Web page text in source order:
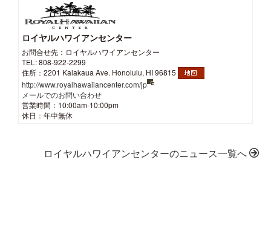
ロイヤルハワイアンセンター
お問合せ先：ロイヤルハワイアンセンター
TEL: 808-922-2299
住所：2201 Kalakaua Ave. Honolulu, HI 96815
http://www.royalhawaiiancenter.com/jp
メールでのお問い合わせ
営業時間：10:00am-10:00pm
休日：年中無休
ロイヤルハワイアンセンターのニュース一覧へ